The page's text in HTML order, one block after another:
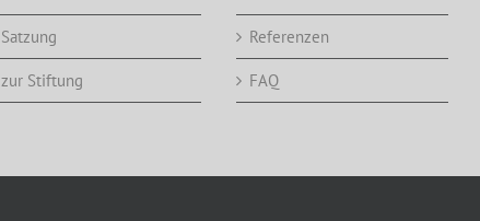
Satzung
zur Stiftung
Referenzen
FAQ